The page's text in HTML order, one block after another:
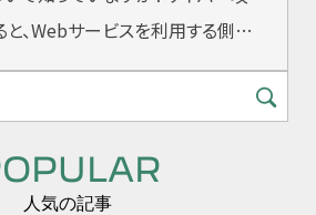
、Webサービスを利用する側と
大きな損害を受ける
人気の記事